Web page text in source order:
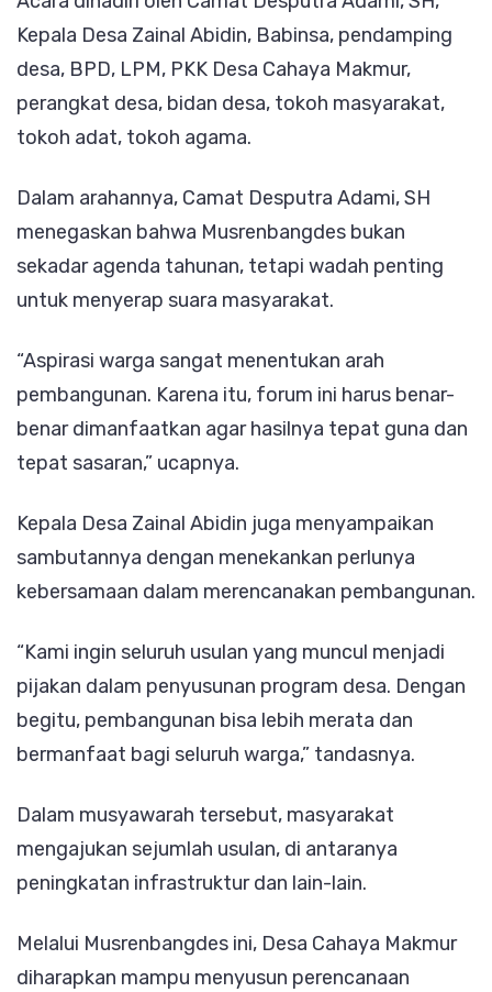
Kepala Desa Zainal Abidin, Babinsa, pendamping
desa, BPD, LPM, PKK Desa Cahaya Makmur,
perangkat desa, bidan desa, tokoh masyarakat,
tokoh adat, tokoh agama.
Dalam arahannya, Camat Desputra Adami, SH
menegaskan bahwa Musrenbangdes bukan
sekadar agenda tahunan, tetapi wadah penting
untuk menyerap suara masyarakat.
“Aspirasi warga sangat menentukan arah
pembangunan. Karena itu, forum ini harus benar-
benar dimanfaatkan agar hasilnya tepat guna dan
tepat sasaran,” ucapnya.
Kepala Desa Zainal Abidin juga menyampaikan
sambutannya dengan menekankan perlunya
kebersamaan dalam merencanakan pembangunan.
“Kami ingin seluruh usulan yang muncul menjadi
pijakan dalam penyusunan program desa. Dengan
begitu, pembangunan bisa lebih merata dan
bermanfaat bagi seluruh warga,” tandasnya.
Dalam musyawarah tersebut, masyarakat
mengajukan sejumlah usulan, di antaranya
peningkatan infrastruktur dan lain-lain.
Melalui Musrenbangdes ini, Desa Cahaya Makmur
diharapkan mampu menyusun perencanaan